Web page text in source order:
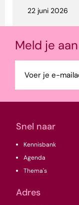
22 juni 2026
Snel naar
Kennisbank
Agenda
Thema's
Adres
Meld je
mailadres
(Vereist)